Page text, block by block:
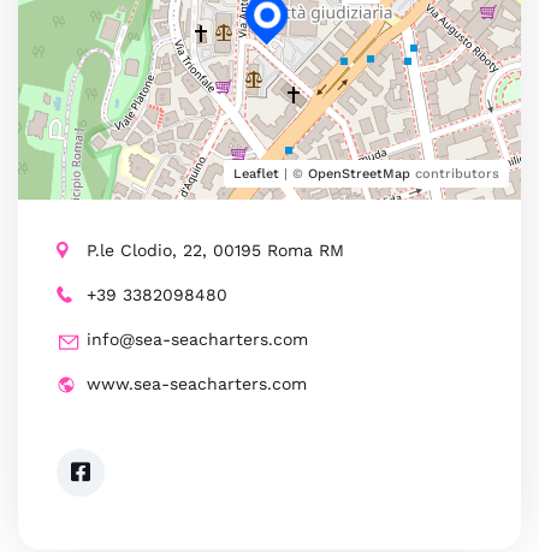
Leaflet | © OpenStreetMap contributors
P.le Clodio, 22, 00195 Roma RM
+39 3382098480
info@sea-seacharters.com
www.sea-seacharters.com